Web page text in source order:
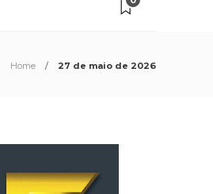
Home 27 de maio de 2026